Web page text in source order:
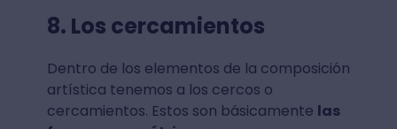
8. Los cercamientos
Dentro de los elementos de la composición
artística tenemos a los cercos o
cercamientos. Estos son básicamente las